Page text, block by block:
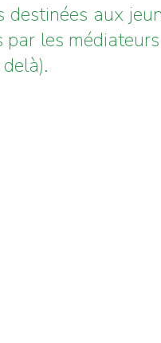
aux
les